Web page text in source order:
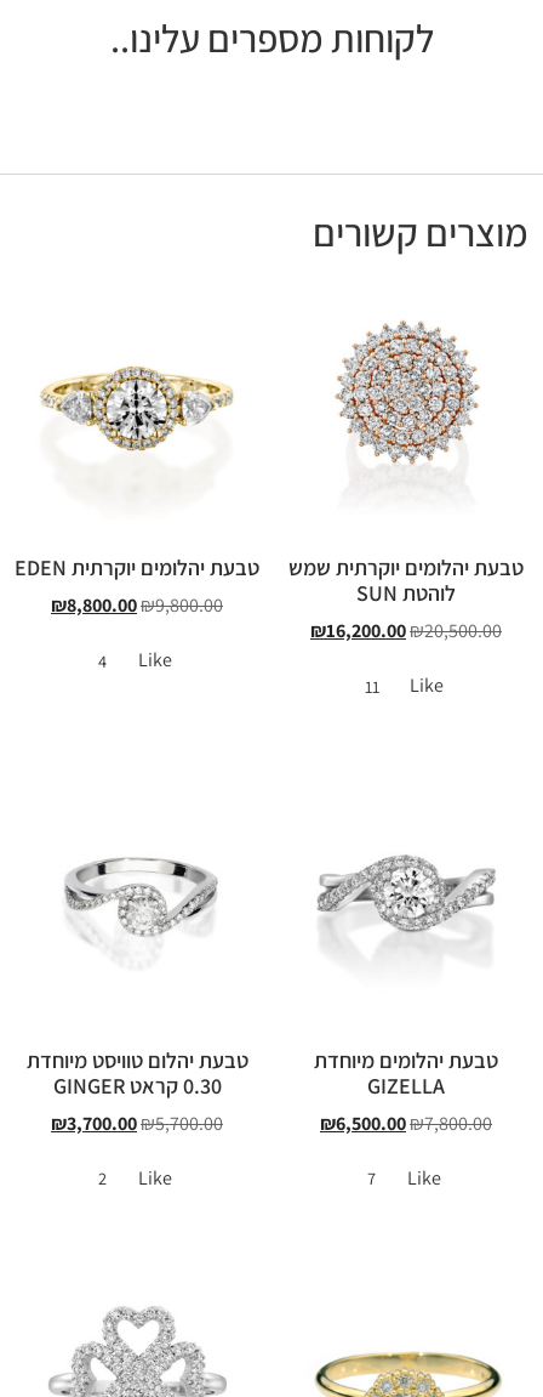
לקוחות מספרים עלינו..
מוצרים קשורים
טבעת יהלומים יוקרתית שמש
לוהטת SUN
₪20,500.00
₪16,200.00
Like
11
טבעת יהלומים יוקרתית EDEN
₪9,800.00
₪8,800.00
Like
4
טבעת יהלומים מיוחדת
GIZELLA
₪7,800.00
₪6,500.00
Like
7
טבעת יהלום טוויסט מיוחדת
0.30 קראט GINGER
₪5,700.00
₪3,700.00
Like
2